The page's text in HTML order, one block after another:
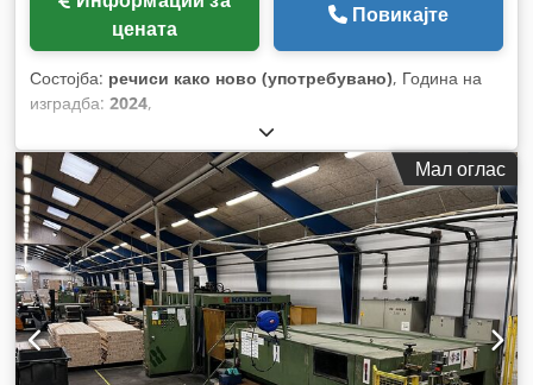
цената
Повикајте
Состојба: речиси како ново (употребувано), Година на
изградба: 2024,
Мал оглас